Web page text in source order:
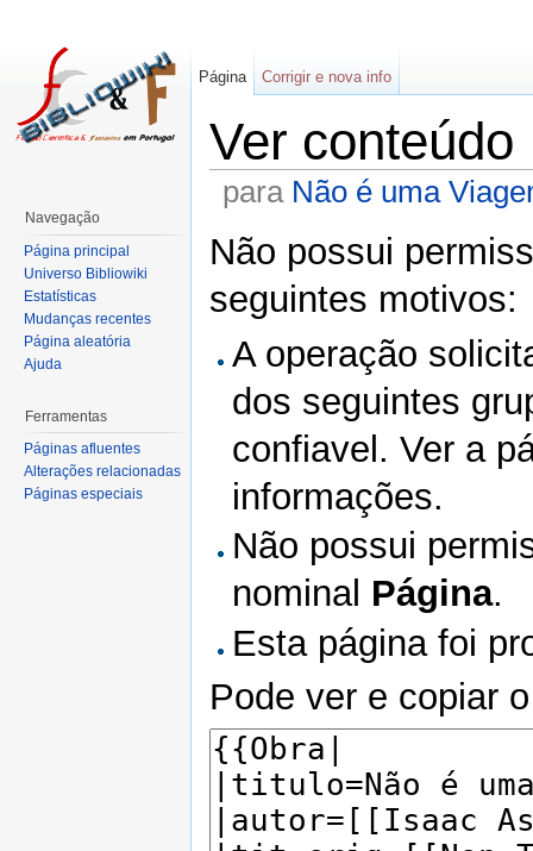
Ver conteúdo
para Não é uma
Não possui
seguintes motivos:
A operação
dos seguintes
confiavel. Ver a
informações.
Não possui
nominal Página.
Esta página foi
Pode ver e copiar
Página Corrigir e nova info
Navegação
Página principal
Universo Bibliowiki
Estatísticas
Mudanças recentes
Página aleatória
Ajuda
Ferramentas
Páginas afluentes
Alterações relacionadas
Páginas especiais